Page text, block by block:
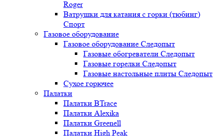
Roger
Ватрушки для катания с горки (тюбинг)
Спорт
Газовое оборудование
Газовое оборудование Следопыт
Газовые обогреватели Следопыт
Газовые горелки Следопыт
Газовые настольные плиты Следопыт
Сухое горючее
Палатки
Палатки BTrace
Палатки Alexika
Палатки Greenell
Палатки High Peak